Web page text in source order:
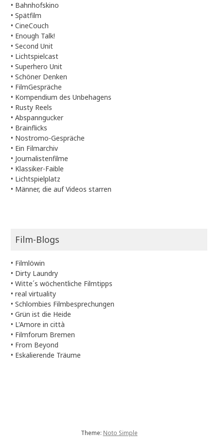
• Bahnhofskino
•Spätfilm
•CineCouch
• Enough Talk!
•Second Unit
• Lichtspielcast
•Superhero Unit
•Schöner Denken
• FilmGespräche
• Kompendium des Unbehagens
• Rusty Reels
•Abspanngucker
• Brainflicks
• Nostromo-Gespräche
• Ein Filmarchiv
• Journalistenfilme
• Klassiker-Faible
• Lichtspielplatz
• Männer, die auf Videos starren
Film-Blogs
• Filmlöwin
• Dirty Laundry
•Witte´s wöchentliche Filmtipps
•real virtuality
•Schlombies Filmbesprechungen
•Grün ist die Heide
• L'Amore in città
• Filmforum Bremen
• From Beyond
• Eskalierende Träume
Theme: Noto Simple